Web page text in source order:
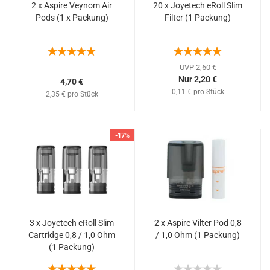
2 x Aspire Veynom Air
Pods (1 x Packung)
4,70 €
2,35 € pro Stück
20 x Joyetech eRoll Slim
Filter (1 Packung)
UVP 2,60 €
Nur 2,20 €
0,11 € pro Stück
-17%
3 x Joyetech eRoll Slim
Cartridge 0,8 / 1,0 Ohm
(1 Packung)
2 x Aspire Vilter Pod 0,8
/ 1,0 Ohm (1 Packung)